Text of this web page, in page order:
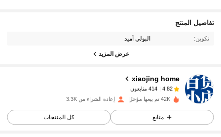
تفاصيل المنتج
تكوين: البولي أميد
عرض المزيد
xiaojing home
4.82
414 متابعون
נ***ם
تم دفعمنذ 1 يوم
4.82 414 متابعون
42K تم بيعها مؤخرًا إعادة الشراء من 3.3K
متابع كل المنتجات